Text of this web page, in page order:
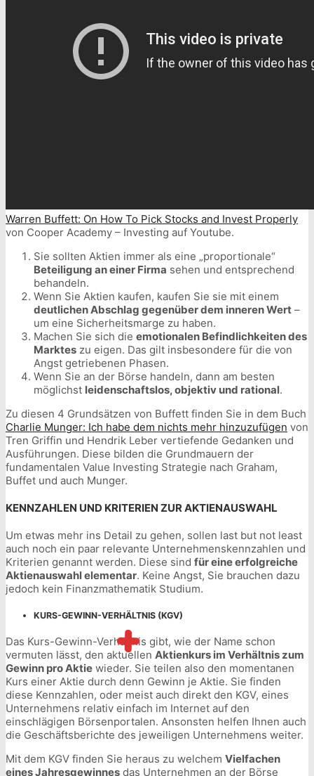
Warren Buffett: On How To Pick Stocks and Invest Properly
von Cooper Academy – Investing auf Youtube.
Sie sollten Aktien immer als eine „proportionale“
Beteiligung an einer Firma sehen und entsprechend
behandeln.
Wenn Sie Aktien kaufen, kaufen Sie sie mit einem
deutlichen Abschlag gegenüber dem inneren Wert –
um eine Sicherheitsmarge zu haben.
Machen Sie sich die emotionalen Befindlichkeiten des
Marktes zu eigen. Das gilt insbesondere für die von
Angst getriebenen Phasen.
Wenn Sie an der Börse handeln, dann am besten
möglichst leidenschaftslos, objektiv und rational.
Zu diesen 4 Grundsätzen von Buffett finden Sie in dem Buch
Charlie Munger: Ich habe dem nichts mehr hinzuzufügen von
Tren Griffin und Hendrik Leber vertiefende Gedanken und
Ausführungen. Diese bilden die Grundmauern der
fundamentalen Value Investing Strategie nach Graham,
Buffet und auch Munger.
KENNZAHLEN UND KRITERIEN ZUR AKTIENAUSWAHL
Um etwas mehr ins Detail zu gehen, sollen last but not least
auch noch ein paar relevante Unternehmenskennzahlen und
Kriterien genannt werden. Diese sind für eine erfolgreiche
Aktienauswahl elementar. Keine Angst, Sie brauchen dazu
jedoch kein Finanzmathematik Studium.
KURS-GEWINN-VERHÄLTNIS (KGV)
Das Kurs-Gewinn-Verhältnis gibt, wie der Name schon
vermuten lässt, den aktuellen Aktienkurs im Verhältnis zum
Gewinn pro Aktie wieder. Sie teilen also den momentanen
Kurs einer Aktie durch denn Gewinn je Aktie. Sie finden
diese Kennzahlen, oder meist auch direkt den KGV, eines
Unternehmens relativ einfach im Internet auf den
einschlägigen Börsenportalen. Ansonsten helfen Ihnen auch
die Geschäftsberichte des jeweiligen Unternehmens weiter.
Mit dem KGV finden Sie heraus zu welchem Vielfachen
eines Jahresgewinnes das Unternehmen an der Börse